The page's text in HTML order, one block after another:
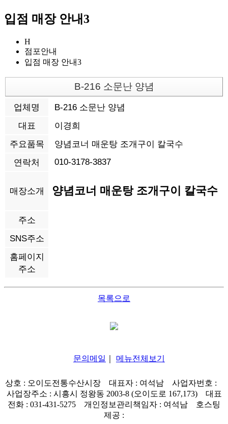
입점 매장 안내3
H
점포안내
입점 매장 안내3
B-216 소문난 양념
업체명
B-216 소문난 양념
대표
이경희
주요품목
양념코너 매운탕 조개구이 칼국수
연락처
010-3178-3837
매장소개 양념코너 매운탕 조개구이 칼국수
주소
SNS주소
홈페이지
주소
목록으로
문의메일 메뉴전체보기
상호 : 오이도전통수산시장 대표자 : 여석남
사업자번호 :
사업장주소 : 시흥시 정왕동 2003-8 (오이도로 167,173)
대표
전화 : 031-431-5275
개인정보관리책임자 : 여석남
호스팅
제공 :